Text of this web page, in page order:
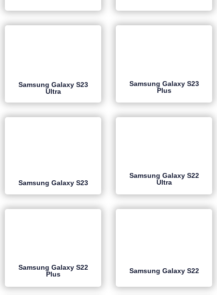
Samsung Galaxy S23
Ultra
Samsung Galaxy S23
Plus
Samsung Galaxy S23
Samsung Galaxy S22
Ultra
Samsung Galaxy S22
Plus
Samsung Galaxy S22